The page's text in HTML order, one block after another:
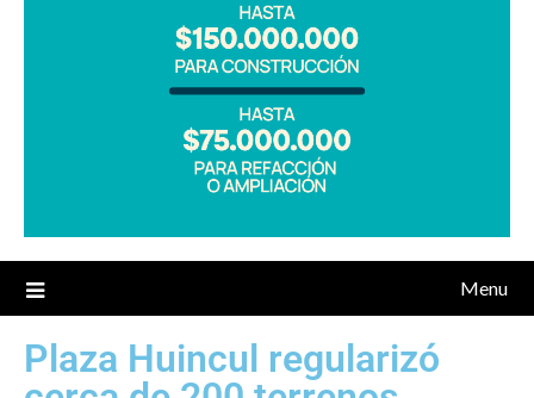
Menu
Plaza Huincul regularizó